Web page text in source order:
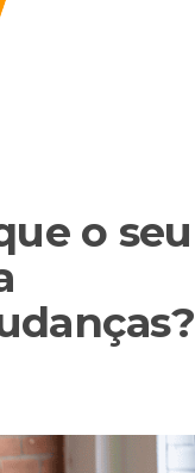
o seu